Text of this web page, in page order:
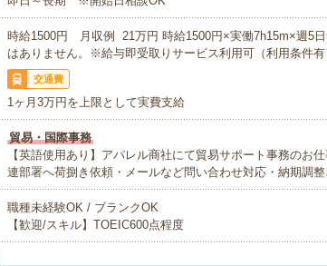
時給1500円 月収例 21万円 時給1500円×実働7h15m×週5
はありません。※給与即受取りサービス利用可（利用条件有
交通費
1ヶ月3万円を上限として実費支給
貿易・国際事務
【英語使用あり】アパレル商社にて貿易サポート事務のお
連部署へ荷捌き依頼・メールなど問い合わせ対応・納期調
職種未経験OK / ブランクOK
【歓迎/スキル】TOEIC600点程度